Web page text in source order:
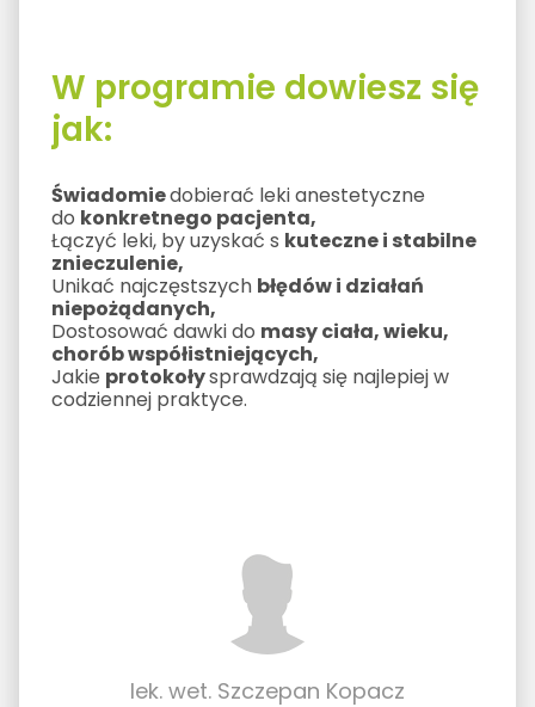
W programie dowiesz się
jak:
Świadomiedobierać leki anestetyczne
do konkretnego pacjenta,
Łączyć leki, by uzyskać s kuteczne i stabilne
znieczulenie,
Unikać najczęstszych błędów i działań
niepożądanych,
Dostosować dawki do masy ciała, wieku,
chorób współistniejących,
Jakie protokołysprawdzają się najlepiej w
codziennej praktyce.
lek. wet. Szczepan Kopacz